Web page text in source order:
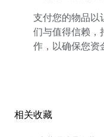
支付您的物品以
们与值得信赖，
作，以确保您资
相关收藏